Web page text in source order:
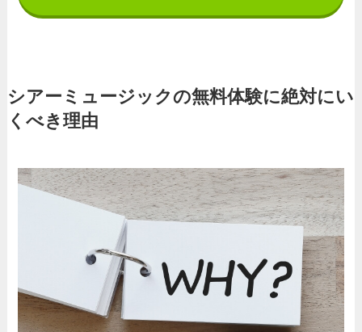
シアーミュージックの無料体験に絶対にい
くべき理由